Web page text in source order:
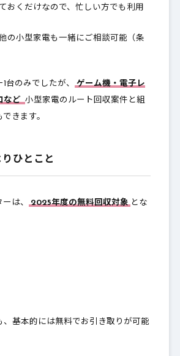
おくだけなので、忙しい方でも利用
の小型家電も一緒にご相談可能（条
台のみでしたが、 ゲーム機・電子レ
など 小型家電のルート回収案件と組
きます。
ひとこと
は、 2025年度の無料回収対象 とな
、基本的には無料でお引き取りが可能